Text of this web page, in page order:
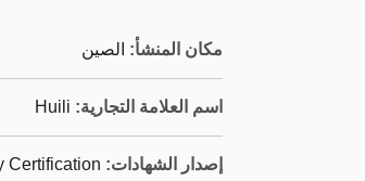
مكان المنشأ: الصين
اسم العلامة التجارية: Huili
إصدار الشهادات: Certification